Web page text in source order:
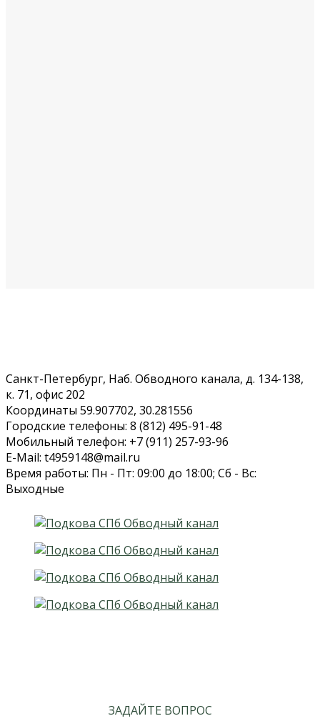
Санкт-Петербург, Наб. Обводного канала, д. 134-138,
к. 71, офис 202
Координаты 59.907702, 30.281556
Городские телефоны: 8 (812) 495-91-48
Мобильный телефон: +7 (911) 257-93-96
E-Mail: t4959148@mail.ru
Время работы: Пн - Пт: 09:00 до 18:00; Сб - Вс:
Выходные
ЗАДАЙТЕ ВОПРОС